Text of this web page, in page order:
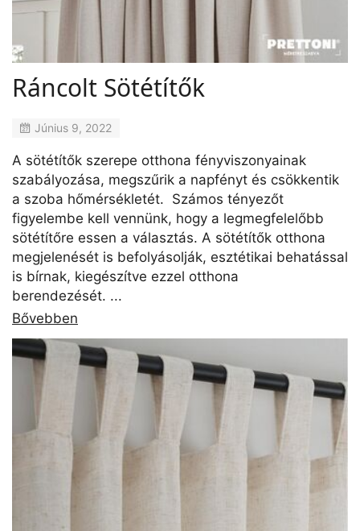
Ráncolt Sötétítők
Június 9, 2022
A sötétítők szerepe otthona fényviszonyainak
szabályozása, megszűrik a napfényt és csökkentik
a szoba hőmérsékletét. Számos tényezőt
figyelembe kell vennünk, hogy a legmegfelelőbb
sötétítőre essen a választás. A sötétítők otthona
megjelenését is befolyásolják, esztétikai behatással
is bírnak, kiegészítve ezzel otthona
berendezését. ...
Bővebben